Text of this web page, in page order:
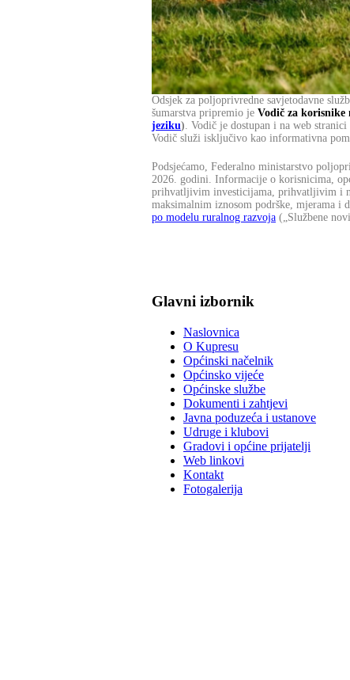
Odsjek za poljoprivredne savjetodavne
šumarstva pripremio je Vodič za korisnike
jeziku). Vodič je dostupan i na web stranici
Vodič služi isključivo kao informativna
Podsjećamo, Federalno ministarstvo
2026. godini. Informacije o korisnicima,
prihvatljivim investicijama, prihvatljivim i
maksimalnim iznosom podrške, mjerama i
po modelu ruralnog razvoja („Službene
Glavni izbornik
Naslovnica
O Kupresu
Općinski načelnik
Općinsko vijeće
Općinske službe
Dokumenti i zahtjevi
Javna poduzeća i ustanove
Udruge i klubovi
Gradovi i općine prijatelji
Web linkovi
Kontakt
Fotogalerija